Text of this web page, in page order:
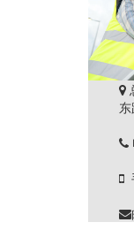



